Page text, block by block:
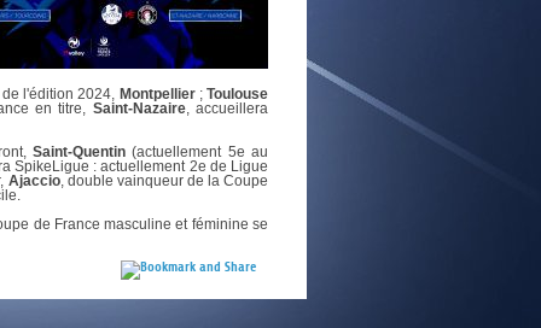
l'édition 2024, Montpellier;Toulouse
en titre, Saint-Nazaire, accueillera
Saint-Quentin (actuellement 5e au
SpikeLigue : actuellement 2e de Ligue
Ajaccio, double vainqueur de la Coupe
de France masculine et féminine se